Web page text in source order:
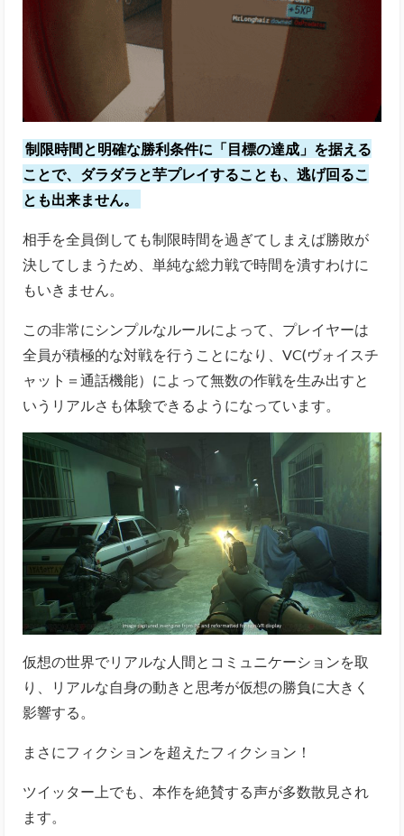
制限時間と明確な勝利条件に「目標の達成」を据える
ことで、ダラダラと芋プレイすることも、逃げ回るこ
とも出来ません。
相手を全員倒しても制限時間を過ぎてしまえば勝敗が
決してしまうため、単純な総力戦で時間を潰すわけに
もいきません。
この非常にシンプルなルールによって、プレイヤーは
全員が積極的な対戦を行うことになり、VC(ヴォイスチ
ャット＝通話機能）によって無数の作戦を生み出すと
いうリアルさも体験できるようになっています。
仮想の世界でリアルな人間とコミュニケーションを取
り、リアルな自身の動きと思考が仮想の勝負に大きく
影響する。
まさにフィクションを超えたフィクション！
ツイッター上でも、本作を絶賛する声が多数散見され
ます。